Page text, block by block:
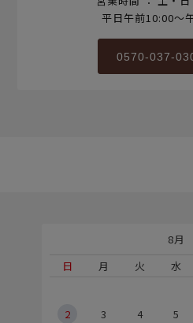
平日午前10:00～
0570-037-
8月
日
月 火 水
2
3 4 5